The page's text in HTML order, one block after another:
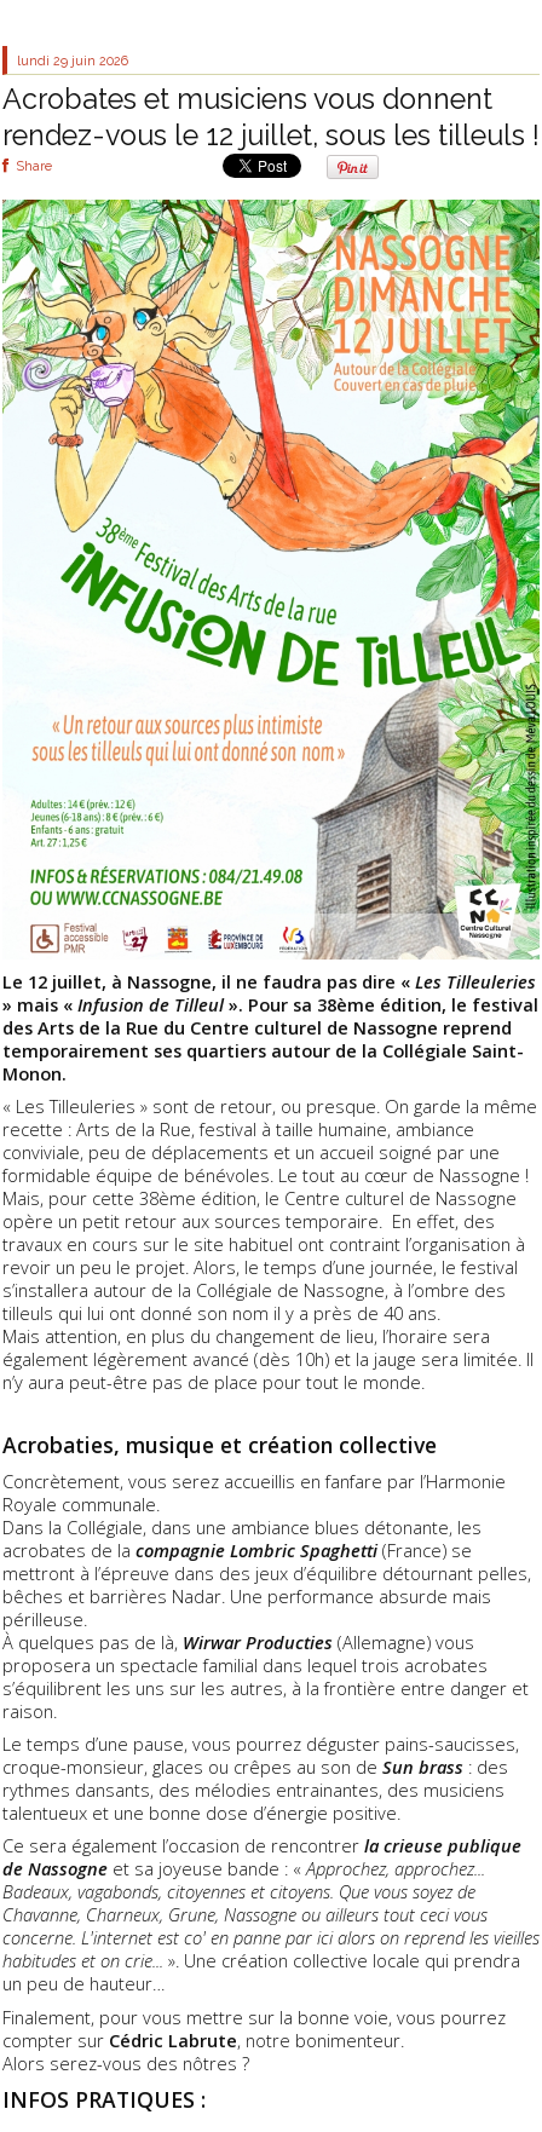
lundi 29 juin 2026
Acrobates et musiciens vous donnent
rendez-vous le 12 juillet, sous les tilleuls !
Share
Le 12 juillet, à Nassogne, il ne faudra pas dire « Les Tilleuleries
» mais « Infusion de Tilleul». Pour sa 38ème édition, le festival
des Arts de la Rue du Centre culturel de Nassogne reprend
temporairement ses quartiers autour de la Collégiale Saint-
Monon.
« Les Tilleuleries » sont de retour, ou presque. On garde la même
recette : Arts de la Rue, festival à taille humaine, ambiance
conviviale, peu de déplacements et un accueil soigné par une
formidable équipe de bénévoles. Le tout au cœur de Nassogne !
Mais, pour cette 38ème édition, le Centre culturel de Nassogne
opère un petit retour aux sources temporaire. En effet, des
travaux en cours sur le site habituel ont contraint l’organisation à
revoir un peu le projet. Alors, le temps d’une journée, le festival
s’installera autour de la Collégiale de Nassogne, à l’ombre des
tilleuls qui lui ont donné son nom il y a près de 40 ans.
Mais attention, en plus du changement de lieu, l’horaire sera
également légèrement avancé (dès 10h) et la jauge sera limitée. Il
n’y aura peut-être pas de place pour tout le monde.
Acrobaties, musique et création collective
Concrètement, vous serez accueillis en fanfare par l’Harmonie
Royale communale.
Dans la Collégiale, dans une ambiance blues détonante, les
acrobates de la compagnie Lombric Spaghetti(France) se
mettront à l’épreuve dans des jeux d’équilibre détournant pelles,
bêches et barrières Nadar. Une performance absurde mais
périlleuse.
À quelques pas de là, Wirwar Producties (Allemagne) vous
proposera un spectacle familial dans lequel trois acrobates
s’équilibrent les uns sur les autres, à la frontière entre danger et
raison.
Le temps d’une pause, vous pourrez déguster pains-saucisses,
croque-monsieur, glaces ou crêpes au son de Sun brass : des
rythmes dansants, des mélodies entrainantes, des musiciens
talentueux et une bonne dose d’énergie positive.
Ce sera également l’occasion de rencontrer la crieuse publique
de Nassogne et sa joyeuse bande : « Approchez, approchez...
Badeaux, vagabonds, citoyennes et citoyens. Que vous soyez de
Chavanne, Charneux, Grune, Nassogne ou ailleurs tout ceci vous
concerne. L'internet est co' en panne par ici alors on reprend les vieilles
habitudes et on crie... ». Une création collective locale qui prendra
un peu de hauteur…
Finalement, pour vous mettre sur la bonne voie, vous pourrez
compter sur Cédric Labrute, notre bonimenteur.
Alors serez-vous des nôtres ?
INFOS PRATIQUES :